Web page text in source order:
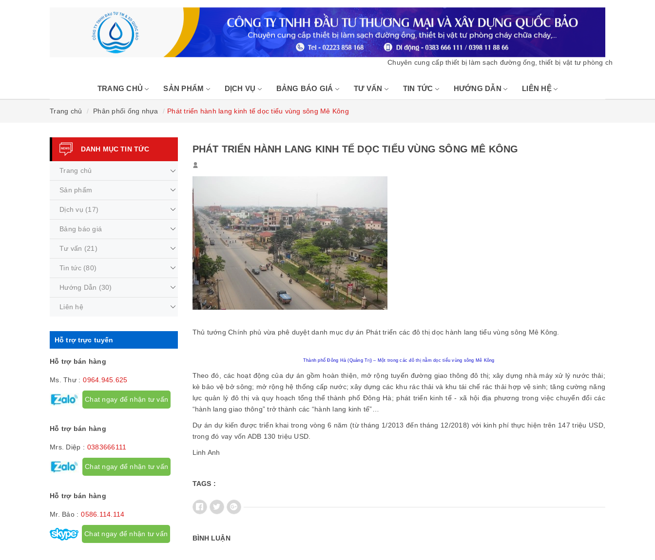
Chuyên cung cấp thiết bị làm sạch đường ống, thiết bị vật tư phòng cháy chữa cháy -
TRANG CHỦ SẢN PHẨM DỊCH VỤ BẢNG BÁO GIÁ TƯ VẤN TIN TỨC HƯỚNG DẪN LIÊN HỆ
Trang chủ Phân phối ống nhựa Phát triển hành lang kinh tế dọc tiểu vùng sông Mê Kông
PHÁT TRIỂN HÀNH LANG KINH TẾ DỌC TIỂU VÙNG SÔNG MÊ KÔNG
Thủ tướng Chính phủ vừa phê duyệt danh mục dự án Phát triển các đô thị dọc hành lang tiểu vùng sông Mê Kông.
Thành phố Đông Hà (Quảng Trị) – Một trong các đô thị nằm dọc tiểu vùng sông Mê Kông
Theo đó, các hoạt động của dự án gồm hoàn thiện, mở rộng tuyến đường giao thông đô thị; xây dựng nhà máy xử lý nước thải;
kè bảo vệ bở sông; mở rộng hệ thống cấp nước; xây dựng các khu rác thải và khu tái chế rác thải hợp vệ sinh; tăng cường năng
lực quản lý đô thị và quy hoạch tổng thể thành phố Đông Hà; phát triển kinh tế - xã hội địa phương trong việc chuyển đổi các
“hành lang giao thông” trở thành các “hành lang kinh tế”…
Dự án dự kiến được triển khai trong vòng 6 năm (từ tháng 1/2013 đến tháng 12/2018) với kinh phí thực hiện trên 147 triệu USD,
trong đó vay vốn ADB 130 triệu USD.
Linh Anh
TAGS :
BÌNH LUẬN
DANH MỤC TIN TỨC
Trang chủ
Sản phẩm
Dịch vụ (17)
Bảng báo giá
Tư vấn (21)
Tin tức (80)
Hướng Dẫn (30)
Liên hệ
Hỗ trợ trực tuyến
Hỗ trợ bán hàng
Ms. Thư : 0964.945.625
Chat ngay để nhận tư vấn
Hỗ trợ bán hàng
Mrs. Diệp : 0383666111
Chat ngay để nhận tư vấn
Hỗ trợ bán hàng
Mr. Bảo : 0586.114.114
Chat ngay để nhận tư vấn